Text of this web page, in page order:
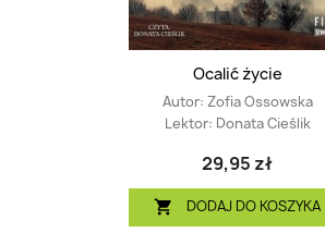
Ocalić życie
Autor: Zofia Ossowska
Lektor: Donata Cieślik
29,95 zł
 DODAJ DO KOSZYKA